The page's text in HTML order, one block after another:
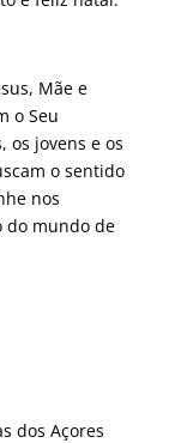
Mãe e
o Seu
os jovens e os
o sentido
nos
do mundo de
dos Açores